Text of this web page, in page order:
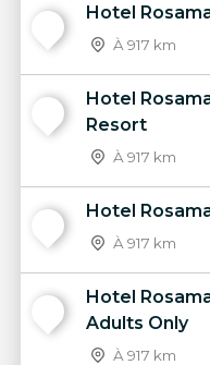
Hotel
À 917 km
Hotel
Resort
À 917 km
Hotel
À 917 km
Hotel
Adults Only
À 917 km